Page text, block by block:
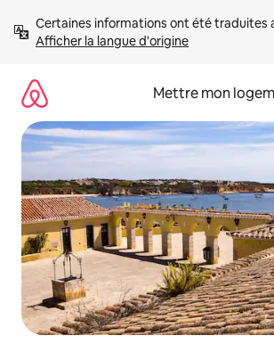
directement
Afficher la langue d'origine
Mettre mon